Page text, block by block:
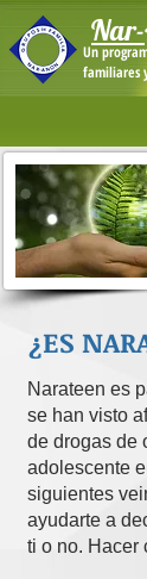
Un
familiares
¿ES
Narateen es
se han visto
de drogas de
adolescente
siguientes
ayudarte a
ti o no. Hacer